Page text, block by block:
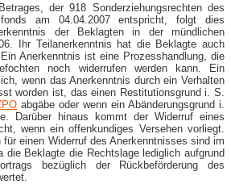
der 918 Sonderziehungsrechten des
am 04.04.2007 entspricht, folgt dies
der Beklagten in der mündlichen
Ihr Teilanerkenntnis hat die Beklagte auch
Anerkenntnis ist eine Prozesshandlung, die
noch widerrufen werden kann. Ein
wenn das Anerkenntnis durch ein Verhalten
worden ist, das einen Restitutionsgrund i. S.
abgäbe oder wenn ein Abänderungsgrund i.
Darüber hinaus kommt der Widerruf eines
wenn ein offenkundiges Versehen vorliegt.
einen Widerruf des Anerkenntnisses sind im
die Beklagte die Rechtslage lediglich aufgrund
bezüglich der Rückbeförderung des